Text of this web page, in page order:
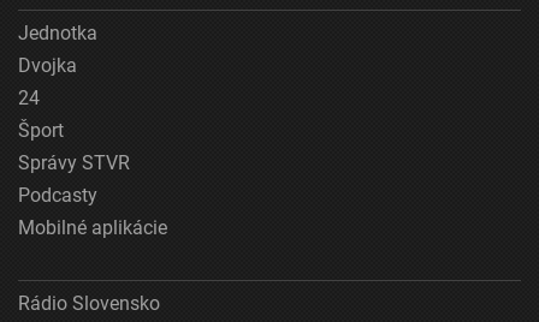
Jednotka
Dvojka
24
Šport
Správy STVR
Podcasty
Mobilné aplikácie
Rádio Slovensko